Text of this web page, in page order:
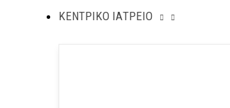
ΚΕΝΤΡΙΚΟ ΙΑΤΡΕΙΟ